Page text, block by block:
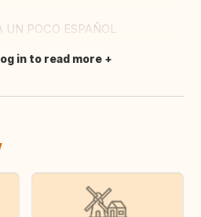
UN POCO ESPAÑOL
in to read more